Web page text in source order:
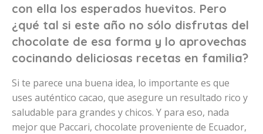
con ella los esperados huevitos. Pero
¿qué tal si este año no sólo disfrutas del
chocolate de esa forma y lo aprovechas
cocinando deliciosas recetas en familia?
Si te parece una buena idea, lo importante es que
uses auténtico cacao, que asegure un resultado rico y
saludable para grandes y chicos. Y para eso, nada
mejor que Paccari, chocolate proveniente de Ecuador,